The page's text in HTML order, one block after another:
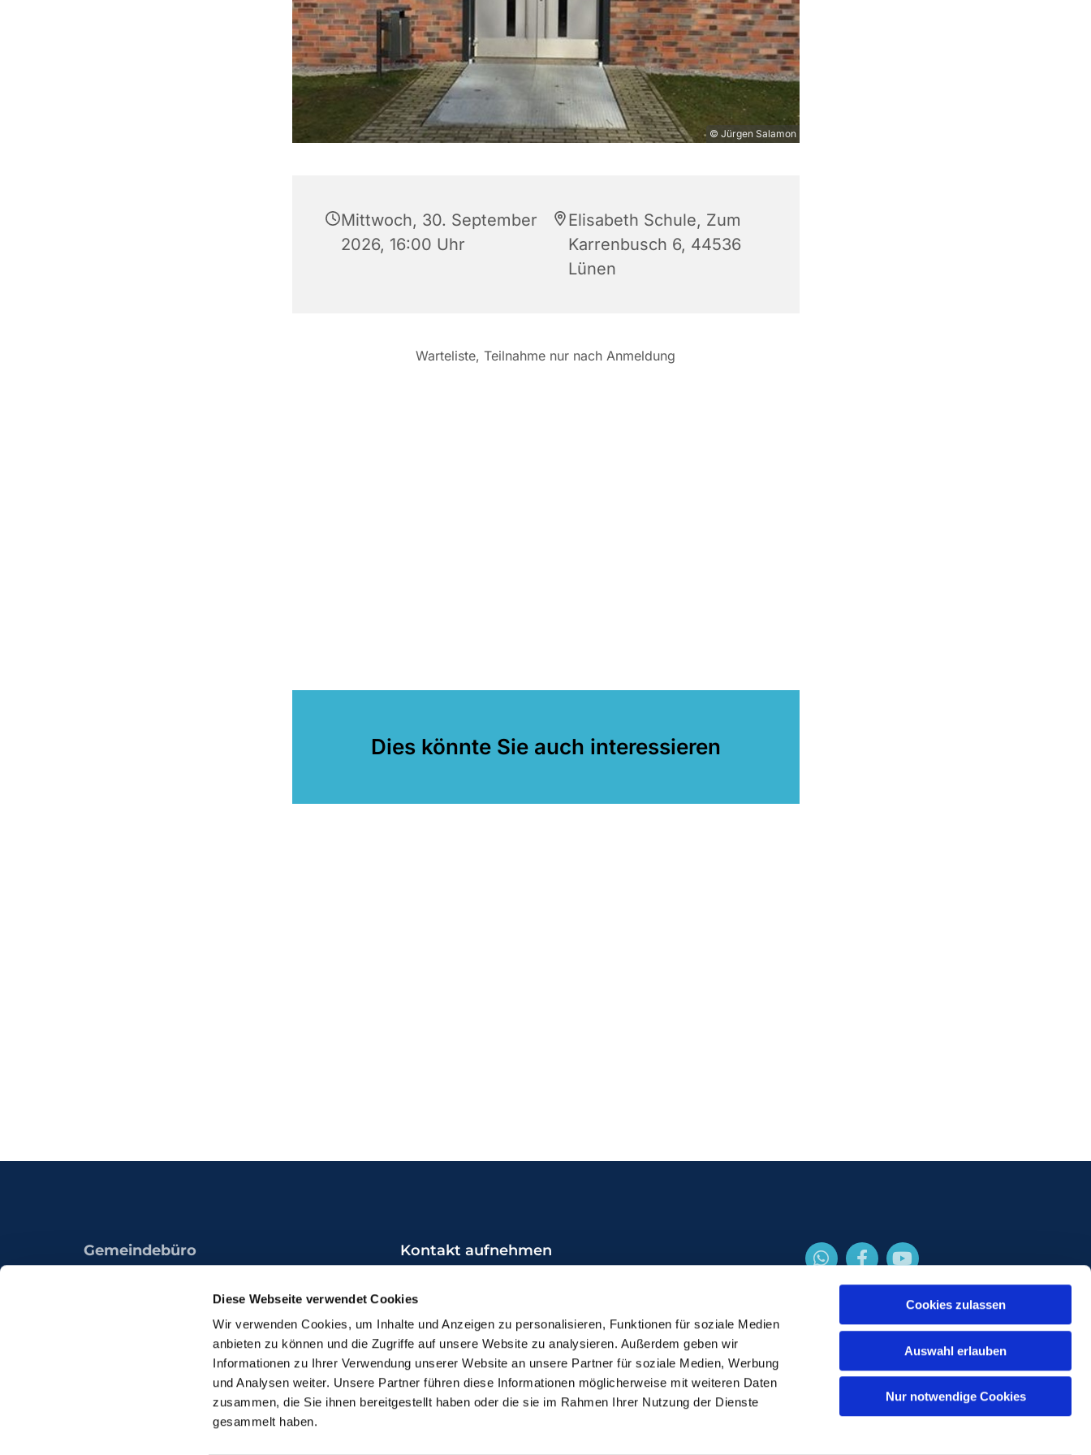
Diese Webseite verwendet Cookies
Wir verwenden Cookies, um Inhalte und Anzeigen zu personalisieren, Funktionen für soziale Medien
anbieten zu können und die Zugriffe auf unsere Website zu analysieren. Außerdem geben wir
Informationen zu Ihrer Verwendung unserer Website an unsere Partner für soziale Medien, Werbung
und Analysen weiter. Unsere Partner führen diese Informationen möglicherweise mit weiteren Daten
zusammen, die Sie ihnen bereitgestellt haben oder die sie im Rahmen Ihrer Nutzung der Dienste
gesammelt haben.
Cookies zulassen
Auswahl erlauben
Nur notwendige Cookies
© Jürgen Salamon
Mittwoch, 30. September
2026, 16:00 Uhr
Elisabeth Schule, Zum
Karrenbusch 6, 44536
Lünen
Warteliste, Teilnahme nur nach Anmeldung
Dies könnte Sie auch interessieren
Gemeindebüro
Kontakt aufnehmen